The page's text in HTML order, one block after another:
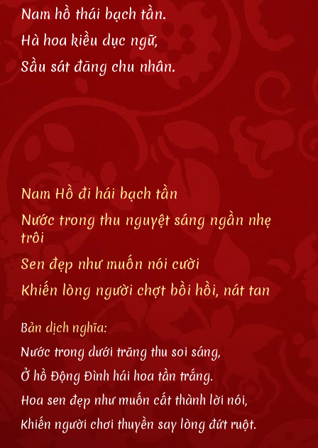
Nam hồ thái bạch tần.
Hà hoa kiều dục ngữ,
Sầu sát đãng chu nhân.
Nam Hồ đi hái bạch tần
Nước trong thu nguyệt sáng ngần nhẹ
trôi
Sen đẹp như muốn nói cười
Khiến lòng người chợt bồi hồi, nát tan
Bản dịch nghĩa:
Nước trong dưới trăng thu soi sáng,
Ở hồ Động Đình hái hoa tần trắng.
Hoa sen đẹp như muốn cất thành lời nói,
Khiến người chơi thuyền say lòng đứt ruột.